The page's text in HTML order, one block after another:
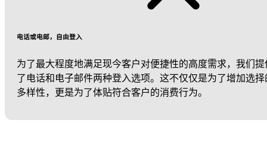
电话或电邮，自由登入
为了最大程度地满足现今客户对便捷性的高度需求，我们提
了电话和电子邮件两种登入选项。这不仅仅是为了增加选择
多样性，更是为了体贴符合客户的消费行为。